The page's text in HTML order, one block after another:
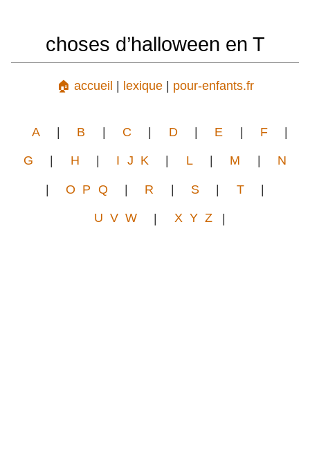
choses d’halloween en T
🏠 accueil | lexique| pour-enfants.fr
A | B | C | D | E | F |
G H I J K L M N
| O P Q | R | S | T |
U V W | X Y Z |